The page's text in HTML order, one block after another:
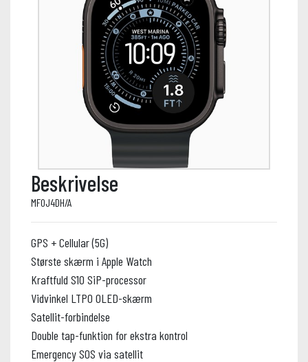
Beskrivelse
MF0J4DH/A
GPS + Cellular (5G)
Største skærm i Apple Watch
Kraftfuld S10 SiP-processor
Vidvinkel LTPO OLED-skærm
Satellit-forbindelse
Double tap-funktion for ekstra kontrol
Emergency SOS via satellit